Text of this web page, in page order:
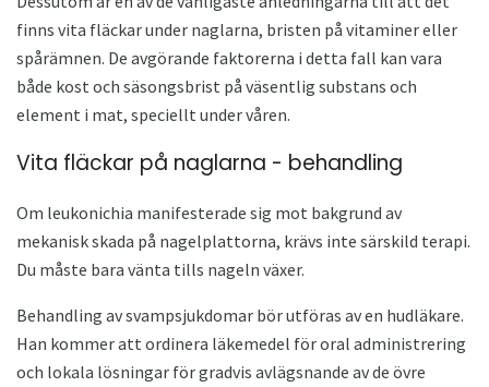
finns vita fläckar under naglarna, bristen på vitaminer eller
spårämnen. De avgörande faktorerna i detta fall kan vara
både kost och säsongsbrist på väsentlig substans och
element i mat, speciellt under våren.
Vita fläckar på naglarna - behandling
Om leukonichia manifesterade sig mot bakgrund av
mekanisk skada på nagelplattorna, krävs inte särskild terapi.
Du måste bara vänta tills nageln växer.
Behandling av svampsjukdomar bör utföras av en hudläkare.
Han kommer att ordinera läkemedel för oral administrering
och lokala lösningar för gradvis avlägsnande av de övre